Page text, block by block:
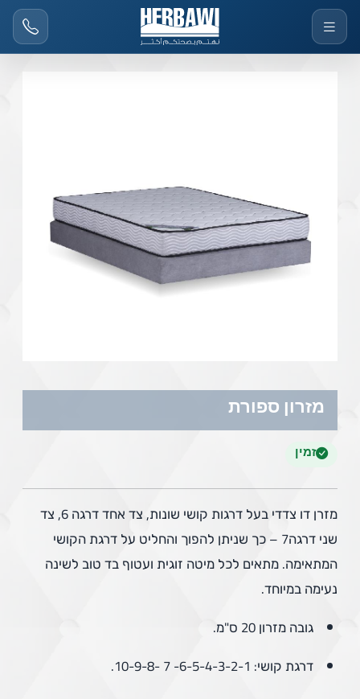
מזרון ספורת
זמין
מזרן דו צדדי בעל דרגות קושי שונות, צד אחד דרגה 6, צד
שני דרגה7 – כך שניתן להפוך והחליט על דרגת הקושי
המתאימה. מתאים לכל מיטה זוגית ועטוף בד טוב לשינה
נעימה במיוחד.
גובה מזרון 20 ס"מ.
דרגת קושי: 6-5-4-3-2-1- 7 -10-9-8.